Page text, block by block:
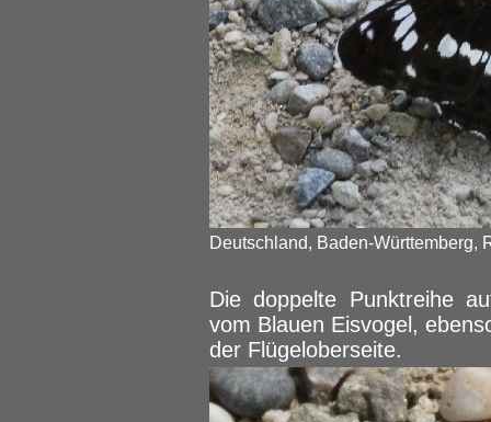
Deutschland, Baden-Württemberg,
Die doppelte Punktreihe
vom Blauen Eisvogel,
der Flügeloberseite.